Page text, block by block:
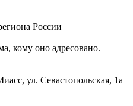
России
кому оно адресовано.
ул. Севастопольская, 1а